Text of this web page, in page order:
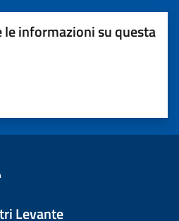
le informazioni su questa
5 stelle su 5
su 5
su 5
5
Levante